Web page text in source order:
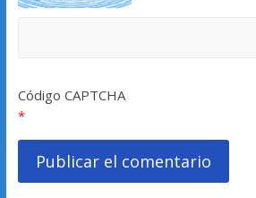
Código CAPTCHA
*